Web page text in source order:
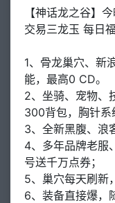
【神话龙之谷】
交易三龙玉 每日
1、骨龙巢穴、新
能，最高0 CD。
2、坐骑、宠物、
300背包，胸针系
3、全新黑腹、浪
4、多年品牌老服
号送千万点券；
5、巢穴每天刷新
6、装备直接爆，